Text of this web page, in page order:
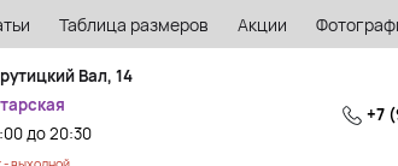
Таблица размеров Акции
Вал, 14
до 20:30
+7